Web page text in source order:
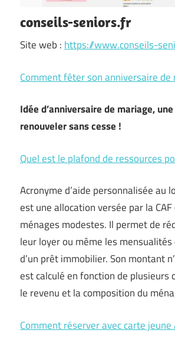
conseils-seniors.fr
Site web :https://www.conseils-
Comment fêter son anniversaire de
Idée d’anniversaire de mariage,
renouveler sans cesse !
Quel est le plafond de ressources
Acronyme d’aide personnalisée au
est une allocation versée par la CAF
ménages modestes. Il permet de
leur loyer ou même les mensualités
d’un prêt immobilier. Son montant
est calculé en fonction de plusieurs
le revenu et la composition du
Comment réserver avec carte jeune